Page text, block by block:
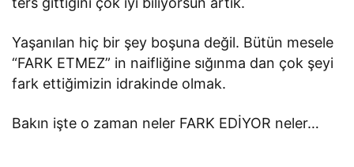
Yaşanılan hiç bir şey boşuna değil. Bütün mesele
“FARK ETMEZ” in naifliğine sığınma dan çok şeyi
fark ettiğimizin idrakinde olmak.
Bakın işte o zaman neler FARK EDİYOR neler…